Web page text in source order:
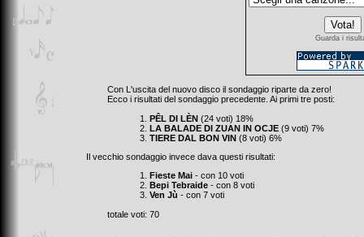
Guarda i
Con L'uscita del nuovo disco il sondaggio riparte da zero!
Ecco i risultati del sondaggio precedente. Ai primi tre posti:
PÊL DI LÈN (24 voti) 18%
LA BALADE DI ZUAN IN OCJE (9 voti) 7%
TIERE DAL BON VIN (8 voti) 6%
Il vecchio sondaggio invece dava questi risultati:
Fieste Mai - con 10 voti
Bepi Tebraide - con 8 voti
Ven Jù - con 7 voti
totale voti: 70